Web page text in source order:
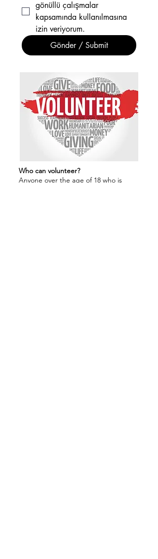
gönüllü çalışmalar
kapsamında kullanılmasına
izin veriyorum.
Gönder / Submit
Who can volunteer?
Anyone over the age of 18 who is